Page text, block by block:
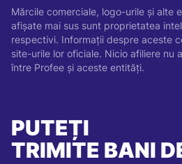
Mărcile comerciale, logo-urile și alte
afișate mai sus sunt proprietatea
respectivi. Informații despre aceste
site-urile lor oficiale. Nicio afiliere nu
între Profee și aceste entități.
PUTEȚI
TRIMITE BANI